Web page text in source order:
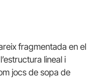
fragmentada en el
lineal i
jocs de sopa de